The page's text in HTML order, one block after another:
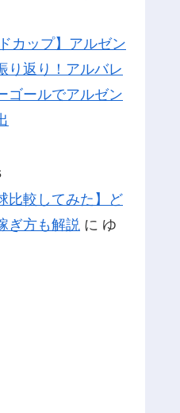
カップ】アルゼン
り返り！アルバレ
ゴールでアルゼン
比較してみた】ど
ぎ方も解説 に ゆ